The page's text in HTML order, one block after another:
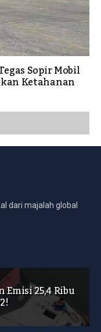
Sopir Mobil
Ketahanan
dari majalah global
Emisi 25,4 Ribu